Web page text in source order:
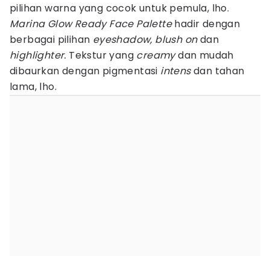
pilihan warna yang cocok untuk pemula, lho.
Marina Glow Ready Face Palettehadir dengan
berbagai pilihan eyeshadow, blush ondan
highlighter. Tekstur yang creamydan mudah
dibaurkan dengan pigmentasi intensdan tahan
lama, lho.